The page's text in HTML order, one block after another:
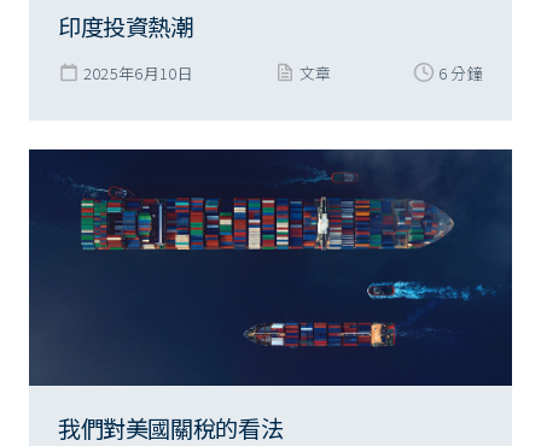
印度投資熱潮
2025年6月10日 文章 6 分鐘
我們對美國關稅的看法